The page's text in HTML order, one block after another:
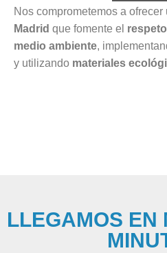
Nos comprometemos a ofrecer
Madrid que fomente el
medio ambiente,
y utilizando materiales
LLEGAMOS EN